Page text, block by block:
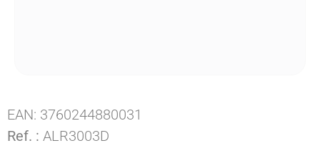
EAN: 3760244880031
Ref. : ALR3003D